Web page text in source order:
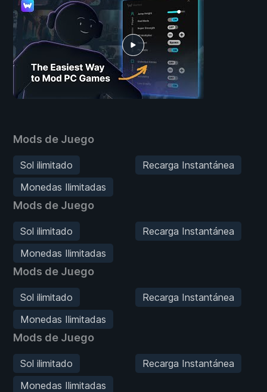
Mods de Juego
Sol ilimitado
Recarga Instantánea
Monedas Ilimitadas
Mods de Juego
Sol ilimitado
Recarga Instantánea
Monedas Ilimitadas
Mods de Juego
Sol ilimitado
Recarga Instantánea
Monedas Ilimitadas
Mods de Juego
Sol ilimitado
Recarga Instantánea
Monedas Ilimitadas